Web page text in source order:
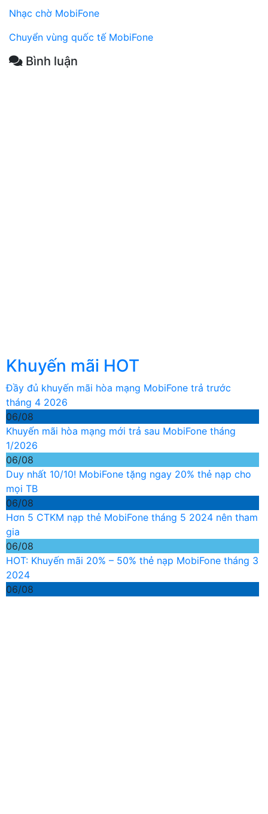
Nhạc chờ MobiFone
Chuyển vùng quốc tế MobiFone
Bình luận
Khuyến mãi HOT
Đầy đủ khuyến mãi hòa mạng MobiFone trả trước
tháng 4 2026
06/08
Khuyến mãi hòa mạng mới trả sau MobiFone tháng
1/2026
06/08
Duy nhất 10/10! MobiFone tặng ngay 20% thẻ nạp cho
mọi TB
06/08
Hơn 5 CTKM nạp thẻ MobiFone tháng 5 2024 nên tham
gia
06/08
HOT: Khuyến mãi 20% – 50% thẻ nạp MobiFone tháng 3
2024
06/08